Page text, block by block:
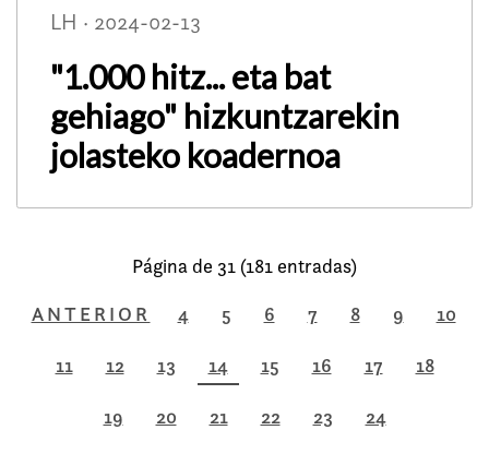
LH · 2024-02-13
"1.000 hitz... eta bat
gehiago" hizkuntzarekin
jolasteko koadernoa
Página de 31 (181 entradas)
ANTERIOR
4 5 6 7 8 9 10
11 12 13 14 15 16 17 18
19 20 21 22 23 24